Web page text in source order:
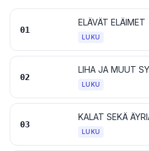
01
ELÄVÄT ELÄIMET
LUKU
02
LUKU
03
LUKU